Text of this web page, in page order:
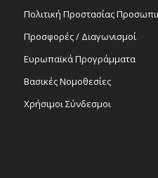
Πολιτική Προστασίας
Προσφορές / Διαγωνισμοί
Ευρωπαϊκά Προγράμματα
Βασικές Νομοθεσίες
Χρήσιμοι Σύνδεσμοι